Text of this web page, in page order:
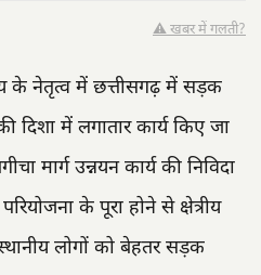
⚠️ खबर में गलती?
के नेतृत्व में छत्तीसगढ़ में सड़क
में लगातार कार्य किए जा
मार्ग उन्नयन कार्य की निविदा
के पूरा होने से क्षेत्रीय
लोगों को बेहतर सड़क